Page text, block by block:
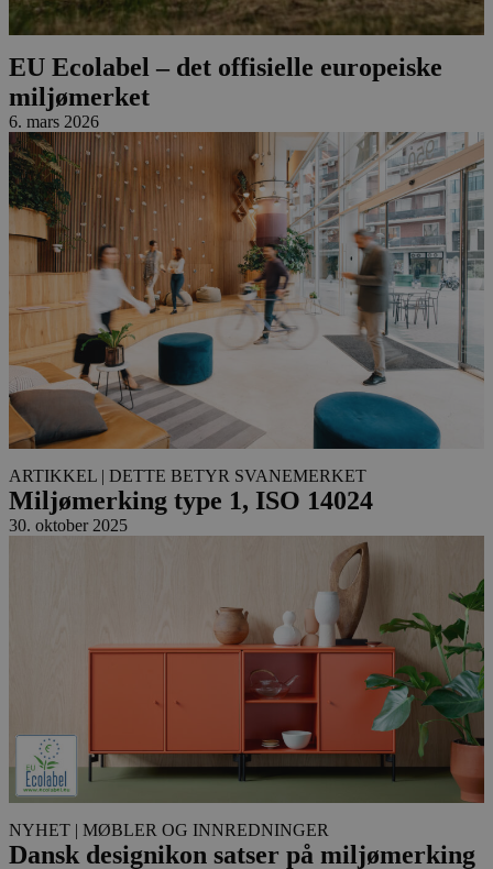
EU Ecolabel – det offisielle europeiske
miljømerket
6. mars 2026
ARTIKKEL | DETTE BETYR SVANEMERKET
Miljømerking type 1, ISO 14024
30. oktober 2025
NYHET | MØBLER OG INNREDNINGER
Dansk designikon satser på miljømerking